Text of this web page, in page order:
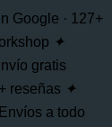
Google · 127+
✦
gratis
reseñas ✦
Envíos a todo